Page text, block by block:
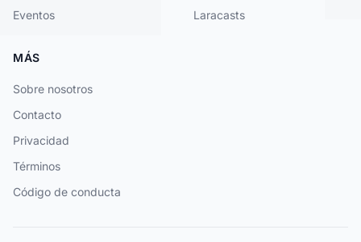
Eventos
Laracasts
MÁS
Sobre nosotros
Contacto
Privacidad
Términos
Código de conducta